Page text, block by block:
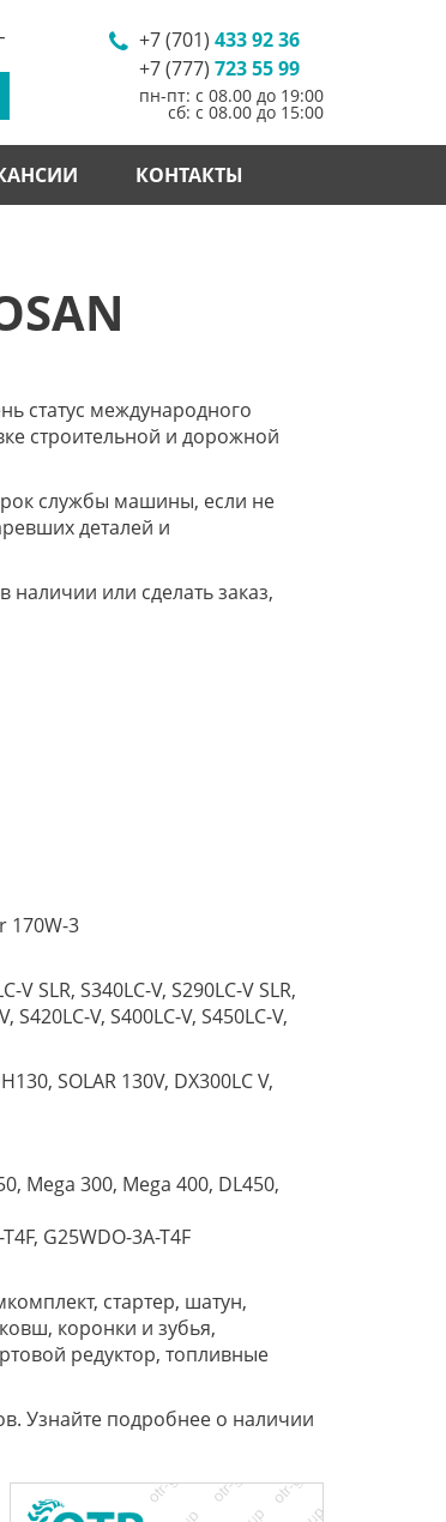
+7 (701) 433 92 36
+7 (777) 723 55 99
пн-пт: с 08.00 до 19:00
сб: с 08.00 до 15:00
КОНТАКТЫ
статус международного
строительной и дорожной
службы машины, если не
деталей и
наличии или сделать заказ,
170W-3
V SLR, S340LC-V, S290LC-V SLR,
S420LC-V, S400LC-V, S450LC-V,
SOLAR 130V, DX300LC V,
Mega 300, Mega 400, DL450,
G25WDO-3A-T4F
стартер, шатун,
коронки и зубья,
редуктор, топливные
Узнайте подробнее о наличии